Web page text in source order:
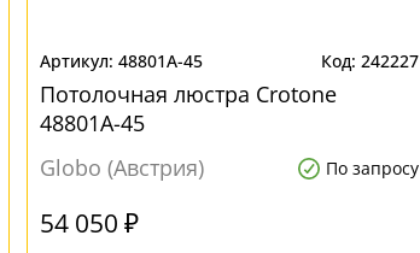
48801A-45 242227
Потолочная люстра Crotone
48801A-45
Globo (Австрия)
По запросу
54 050 ₽